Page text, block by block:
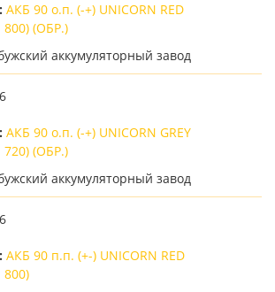
АКБ 90 о.п. (-+) UNICORN RED
800) (ОБР.)
аккумуляторный завод
АКБ 90 о.п. (-+) UNICORN GREY
720) (ОБР.)
аккумуляторный завод
АКБ 90 п.п. (+-) UNICORN RED
800)